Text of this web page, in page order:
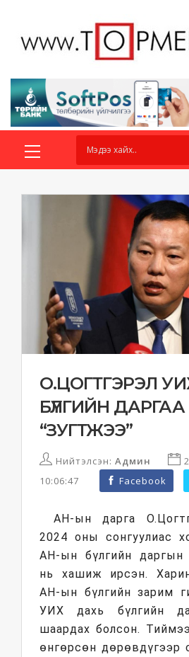
О.ЦОГТГЭРЭЛ
БҮЛГИЙН ДАРГАА
“ЗУГТЖЭЭ”
Нийтэлсэн: Админ
10:06:47
Facebook
АН-ын дарга
2024 оны сонгуулиас
АН-ын бүлгийн даргын
нь хашиж ирсэн.
АН-ын бүлгийн зарим
УИХ дахь бүлгийн
шаардах болсон.
өнгөрсөн дөрөвдүгээр